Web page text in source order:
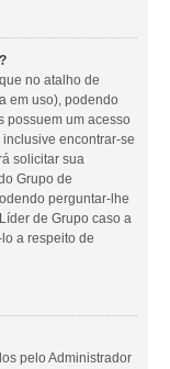
no atalho de
em uso), podendo
possuem um acesso
encontrar-se
solicitar sua
Grupo de
perguntar-lhe
de Grupo caso a
a respeito de
pelo Administrador